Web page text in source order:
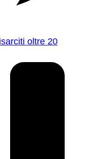
oltre 20